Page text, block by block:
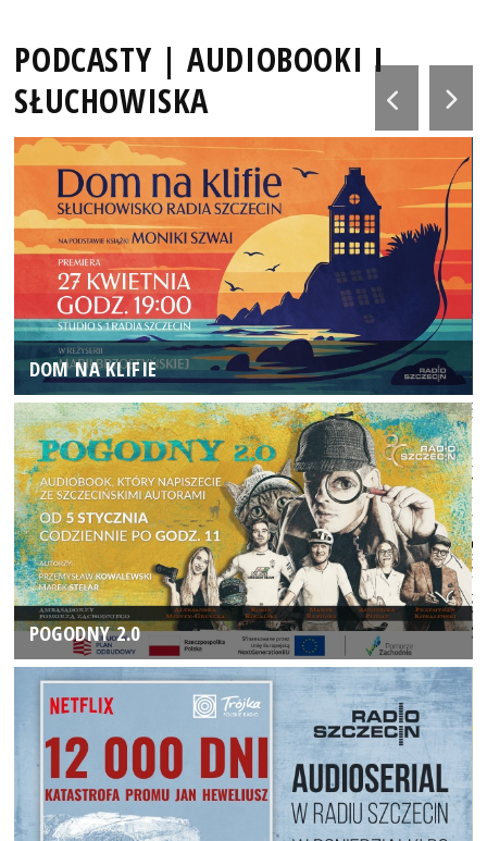
PODCASTY | AUDIOBOOKI I
SŁUCHOWISKA
DOM NA KLIFIE
POGODNY 2.0